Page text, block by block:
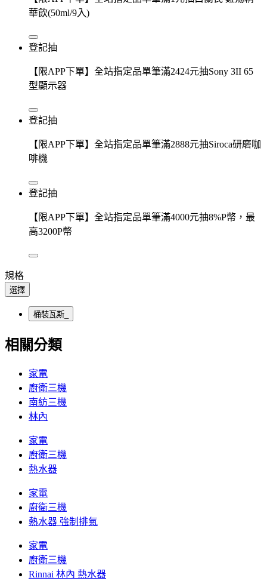
華飲(50ml/9入)
登記抽
【限APP下單】全站指定品單筆滿2424元抽Sony 3II 65
型顯示器
登記抽
【限APP下單】全站指定品單筆滿2888元抽Siroca研磨咖
啡機
登記抽
【限APP下單】全站指定品單筆滿4000元抽8%P幣，最
高3200P幣
規格
選擇
桶裝瓦斯_
相關分類
家電
廚衛三機
南紡三機
林內
家電
廚衛三機
熱水器
家電
廚衛三機
熱水器 強制排氣
家電
廚衛三機
Rinnai 林內 熱水器